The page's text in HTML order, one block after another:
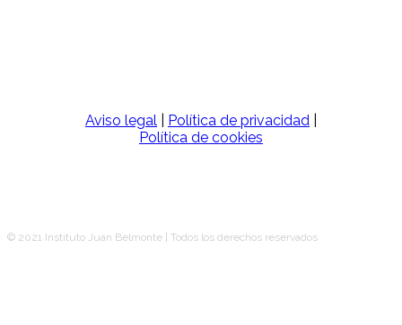
Aviso legal Política de privacidad
Política de cookies
© 2021 Instituto Juan Belmonte | Todos los derechos reservados